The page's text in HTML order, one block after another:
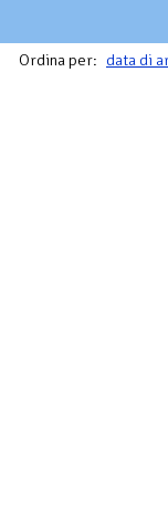
Ordina per: data di